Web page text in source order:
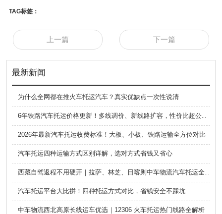
TAG标签：
上一篇 下一篇
最新新闻
为什么全网都在推火车托运汽车？真实优缺点一次性说清
6年铁路汽车托运价格更新！多线调价、新线路扩容，性价比超公路大板车
2026年最新汽车托运收费标准！大板、小板、铁路运输全方位对比
汽车托运四种运输方式区别详解，选对方式省钱又省心
西藏自驾返程不用硬开｜拉萨、林芝、日喀则中车物流汽车托运全指南
汽车托运平台大比拼！四种托运方式对比，省钱安全不踩坑
中车物流西北高原长线运车优选｜12306 火车托运热门线路全解析